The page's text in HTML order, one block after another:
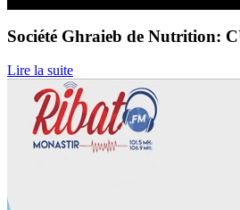
Société Ghraieb de Nutrition:
Lire la suite